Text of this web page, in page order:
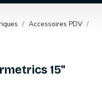
Accessoires PDV
15"